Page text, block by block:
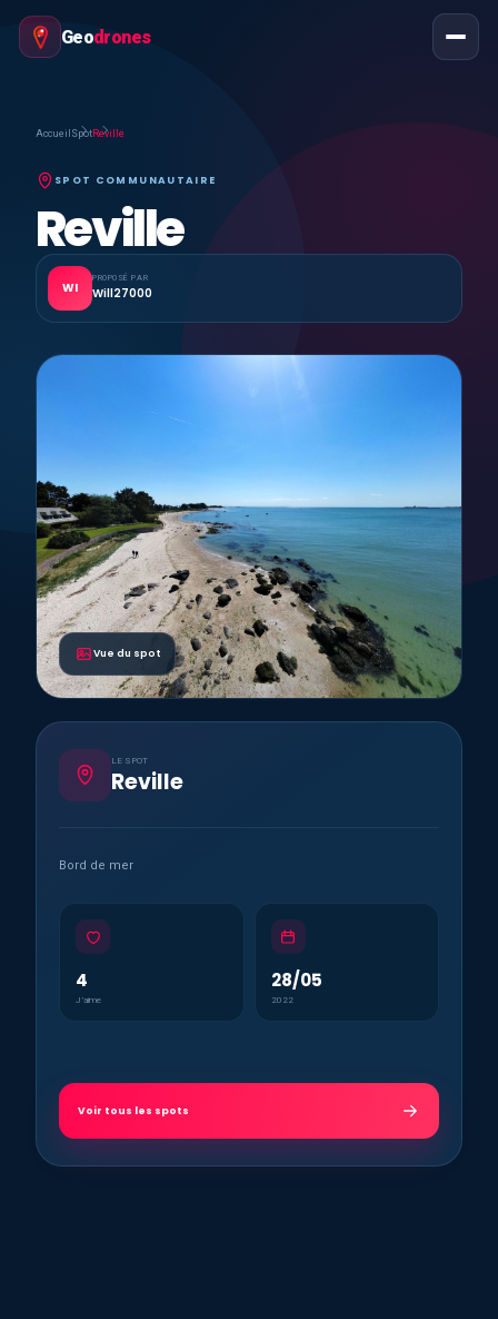
Geodrones
Accueil SpotReville
SPOT COMMUNAUTAIRE
Reville
WI
PROPOSÉ PAR
Will27000
Vue du spot
LE SPOT
Reville
Bord de mer
4
J’aime
28/05
2022
Voir tous les spots